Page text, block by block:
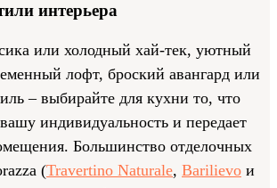
интерьера
или холодный хай-тек, уютный
лофт, броский авангард или
– выбирайте для кухни то, что
индивидуальность и передает
Большинство отделочных
(Travertino Naturale, Barilievo и